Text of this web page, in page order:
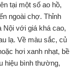
tại một số ao hồ,
ngoài chợ. Thỉnh
Nội với giá khá cao,
lạ. Về màu sắc, củ
hơi xanh nhạt, bề
hiệu bình thường,